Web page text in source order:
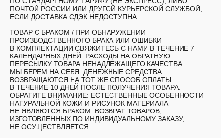
ПОЧТОЙ РОССИИ ИЛИ ДРУГОЙ КУРЬЕРСКОЙ СЛУЖБОЙ,
ЕСЛИ ДОСТАВКА СДЭК НЕДОСТУПНА.
ТОВАР С БРАКОМ / ПРИ ОБНАРУЖЕНИИ
ПРОИЗВОДСТВЕННОГО БРАКА ИЛИ ОШИБКИ
В КОМПЛЕКТАЦИИ СВЯЖИТЕСЬ С НАМИ В ТЕЧЕНИЕ 7
КАЛЕНДАРНЫХ ДНЕЙ. РАСХОДЫ НА ОБРАТНУЮ
ПЕРЕСЫЛКУ ТОВАРА НЕНАДЛЕЖАЩЕГО КАЧЕСТВА
МЫ БЕРЕМ НА СЕБЯ. ДЕНЕЖНЫЕ СРЕДСТВА
ВОЗВРАЩАЮТСЯ НА ТОТ ЖЕ СПОСОБ ОПЛАТЫ
В ТЕЧЕНИЕ 10 ДНЕЙ ПОСЛЕ ПОЛУЧЕНИЯ ТОВАРА.
ОБРАТИТЕ ВНИМАНИЕ: ЕСТЕСТВЕННЫЕ ОСОБЕННОСТИ
НАТУРАЛЬНОЙ КОЖИ И РИСУНОК МАТЕРИАЛА
НЕ ЯВЛЯЮТСЯ БРАКОМ. ВОЗВРАТ ТОВАРОВ,
ИЗГОТОВЛЕННЫХ ПО ИНДИВИДУАЛЬНОМУ ЗАКАЗУ,
НЕ ОСУЩЕСТВЛЯЕТСЯ.